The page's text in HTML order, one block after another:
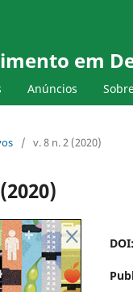
em
Anúncios
/ v. 8 n. 2 (2020)
DOI: